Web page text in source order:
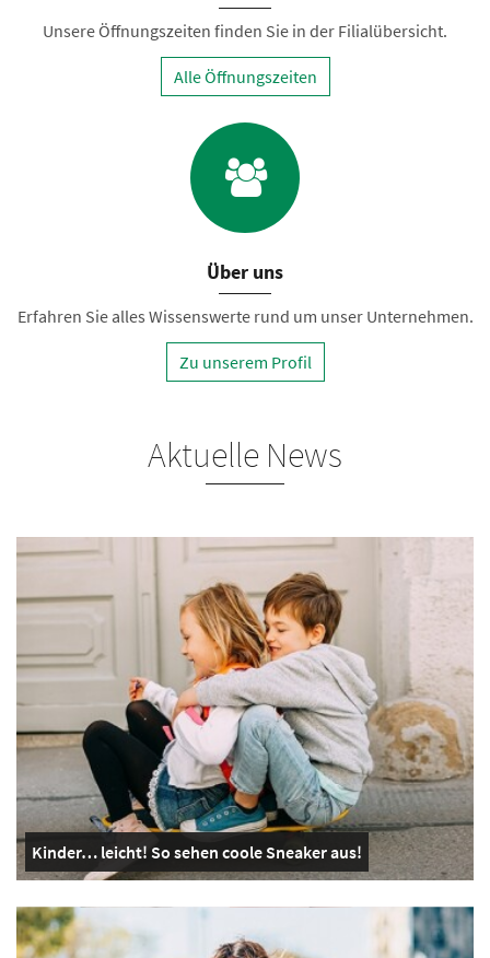
Unsere Öffnungszeiten finden Sie in der Filialübersicht.
Alle Öffnungszeiten
Über uns
Erfahren Sie alles Wissenswerte rund um unser Unternehmen.
Zu unserem Profil
Aktuelle News
Kinder… leicht! So sehen coole Sneaker aus!